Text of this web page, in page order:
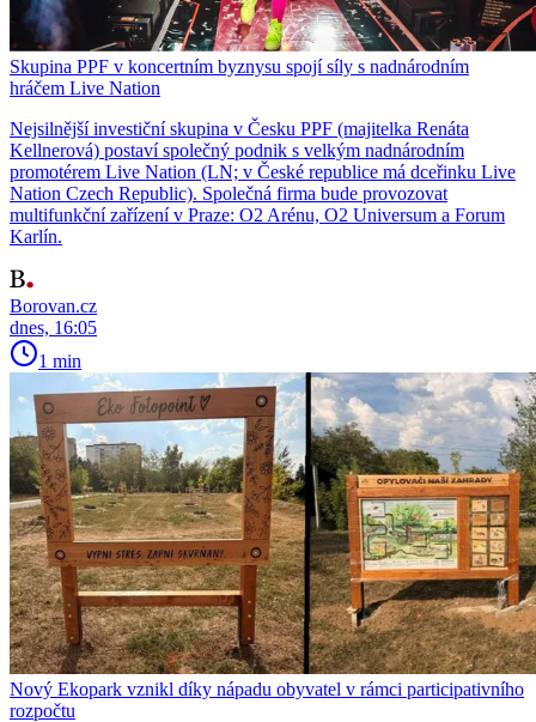
Skupina PPF v koncertním byznysu spojí síly s nadnárodním
hráčem Live Nation
Nejsilnější investiční skupina v Česku PPF (majitelka Renáta
Kellnerová) postaví společný podnik s velkým nadnárodním
promotérem Live Nation (LN; v České republice má dceřinku Live
Nation Czech Republic). Společná firma bude provozovat
multifunkční zařízení v Praze: O2 Arénu, O2 Universum a Forum
Karlín.
Borovan.cz
dnes, 16:05
1 min
Nový Ekopark vznikl díky nápadu obyvatel v rámci participativního
rozpočtu